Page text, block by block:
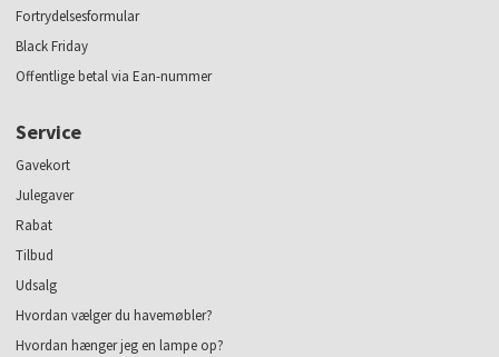
Fortrydelsesformular
Black Friday
Offentlige betal via Ean-nummer
Service
Gavekort
Julegaver
Rabat
Tilbud
Udsalg
Hvordan vælger du havemøbler?
Hvordan hænger jeg en lampe op?